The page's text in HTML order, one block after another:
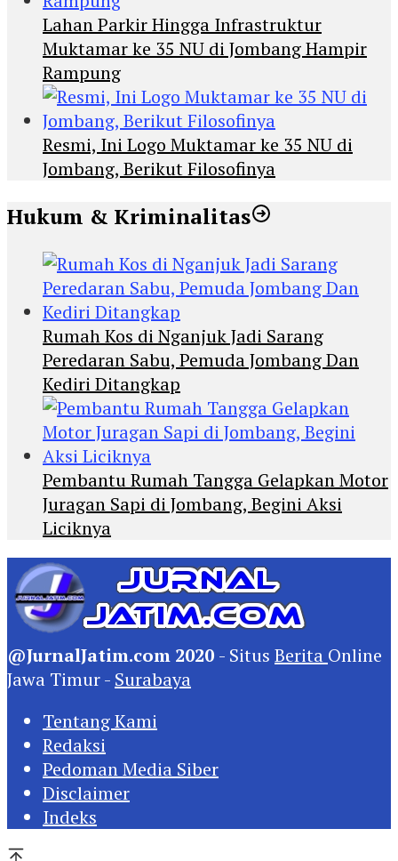
Lahan Parkir Hingga Infrastruktur
Muktamar ke 35 NU di Jombang Hampir
Rampung
Resmi, Ini Logo Muktamar ke 35 NU di
Jombang, Berikut Filosofinya
Hukum & Kriminalitas
Rumah Kos di Nganjuk Jadi Sarang
Peredaran Sabu, Pemuda Jombang Dan
Kediri Ditangkap
Pembantu Rumah Tangga Gelapkan Motor
Juragan Sapi di Jombang, Begini Aksi
Liciknya
@JurnalJatim.com 2020 - Situs Berita Online
Jawa Timur - Surabaya
Tentang Kami
Redaksi
Pedoman Media Siber
Disclaimer
Indeks